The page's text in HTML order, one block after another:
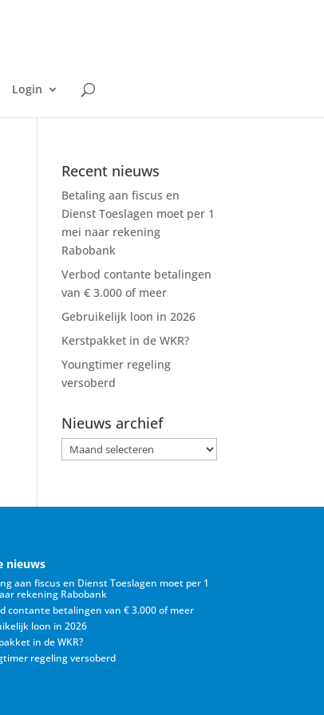
Login
Recent nieuws
Betaling aan fiscus en
Dienst Toeslagen moet per 1
mei naar rekening
Rabobank
Verbod contante betalingen
van € 3.000 of meer
Gebruikelijk loon in 2026
Kerstpakket in de WKR?
Youngtimer regeling
versoberd
Nieuws archief
Nieuws
archief
nieuws
aan fiscus en Dienst Toeslagen moet per 1
rekening Rabobank
contante betalingen van € 3.000 of meer
loon in 2026
in de WKR?
regeling versoberd